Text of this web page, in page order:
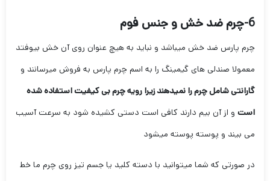
6-چرم ضد خش و جنس فوم
چرم پارس ضد خش میباشد و نباید به هیچ عنوان روی آن خش بیوفتد
معمولا صندلی های گیمینگ را به اسم چرم پارس به فروش میرسانند و
گارانتی شامل چرم را نمیدهند زیرا رویه چرم بی کیفیت استفاده شده
است و از آن بیم دارند کافی است دستی کشیده شود به سرعت آسیب
می بیند و پوسته پوسته میشود
در صورتی که شما میتوانید با دسته کلید یا جسم تیز روی چرم ما خط